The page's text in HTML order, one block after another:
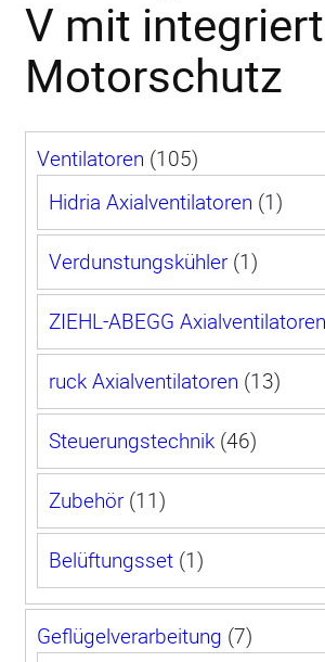
V mit
Motorschutz
Ventilatoren 105105
Produkte
Hidria Axialventilatoren 11
Verdunstungskühler 11
Produkt
ZIEHL-ABEGG Axialventilatoren
ruck Axialventilatoren 1313
Steuerungstechnik 4646
Zubehör 1111
Produkte
Belüftungsset 11
Produkt
Geflügel­verarbeitung 77